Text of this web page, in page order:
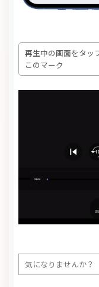
再生中の画面をタッ
このマーク
気になりませんか？